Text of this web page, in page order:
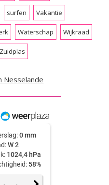
surfen Vakantie
Waterschap Wijkraad
Zuidplas
Nesselande